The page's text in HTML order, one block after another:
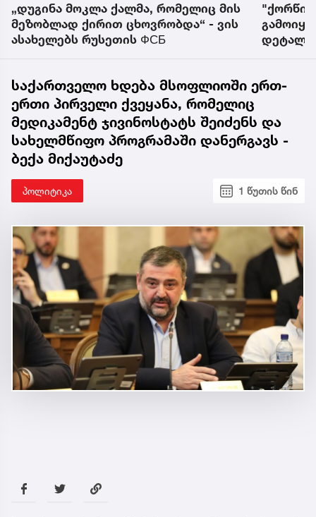
„დუგინა მოკლა ქალმა, რომელიც მის
მეზობლად ქირით ცხოვრობდა“ - ვის
ასახელებს რუსეთის ФСБ
საქართველო ხდება მსოფლიოში ერთ-
ერთი პირველი ქვეყანა, რომელიც
მედიკამენტ ჯივინოსტატს შეიძენს და
სახელმწიფო პროგრამაში დანერგავს -
ბექა მიქაუტაძე
პოლიტიკა 1 წუთის წინ